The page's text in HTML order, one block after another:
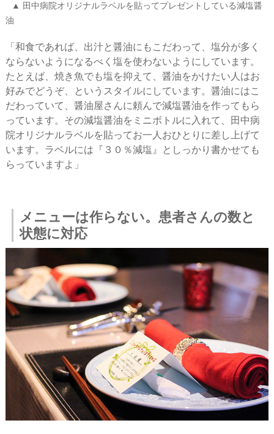
田中病院オリジナルラベルを貼ってプレゼントしている減塩醤
油
「和食であれば、出汁と醤油にもこだわって、塩分が多く
ならないようになるべく塩を使わないようにしています。
たとえば、焼き魚でも塩を抑えて、醤油をかけたい人はお
好みでどうぞ、というスタイルにしています。醤油にはこ
だわっていて、醤油屋さんに頼んで減塩醤油を作ってもら
っています。その減塩醤油をミニボトルに入れて、田中病
院オリジナルラベルを貼ってお一人おひとりに差し上げて
います。ラベルには『３０％減塩』としっかり書かせても
らっていますよ」
メニューは作らない。患者さんの数と
状態に対応